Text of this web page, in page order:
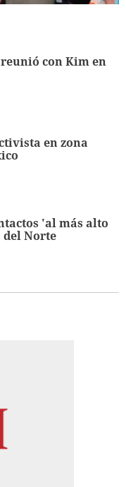
reunió con Kim en
en zona
'al más alto
del Norte